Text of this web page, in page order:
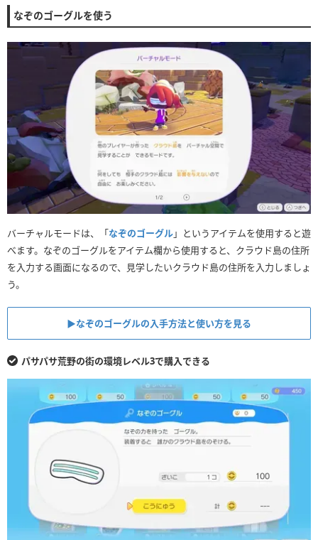
なぞのゴーグルを使う
バーチャルモードは、「なぞのゴーグル」というアイテムを使用すると遊
べます。なぞのゴーグルをアイテム欄から使用すると、クラウド島の住所
を入力する画面になるので、見学したいクラウド島の住所を入力しましょ
う。
▶︎なぞのゴーグルの入手方法と使い方を見る
パサパサ荒野の街の環境レベル3で購入できる